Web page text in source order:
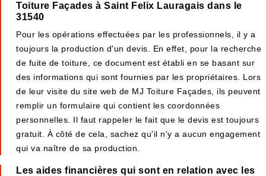
Toiture Façades à Saint Felix Lauragais dans le
31540
Pour les opérations effectuées par les professionnels, il y a
toujours la production d'un devis. En effet, pour la recherche
de fuite de toiture, ce document est établi en se basant sur
des informations qui sont fournies par les propriétaires. Lors
de leur visite du site web de MJ Toiture Façades, ils peuvent
remplir un formulaire qui contient les coordonnées
personnelles. Il faut rappeler le fait que le devis est toujours
gratuit. À côté de cela, sachez qu'il n'y a aucun engagement
qui va naître de sa production.
Les aides financières qui sont en relation avec les